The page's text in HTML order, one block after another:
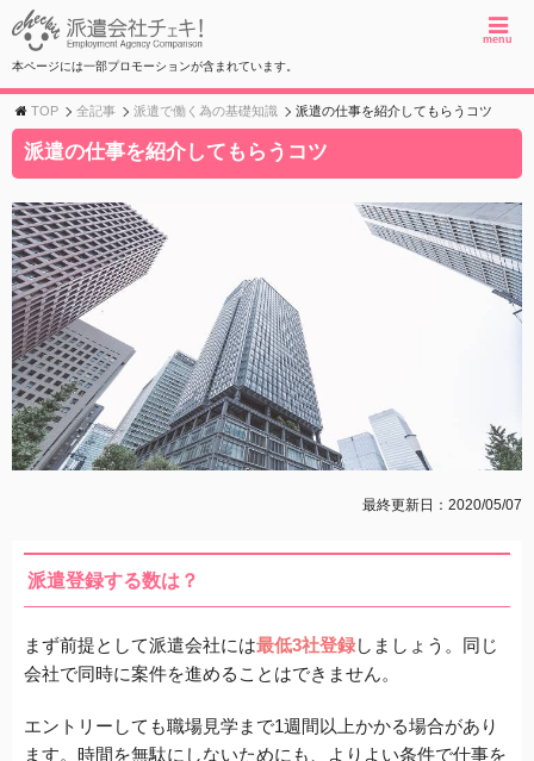
menu
本ページには一部プロモーションが含まれています。
TOP 全記事 派遣で働く為の基礎知識 派遣の仕事を紹介してもらうコツ
派遣の仕事を紹介してもらうコツ
最終更新日：2020/05/07
派遣登録する数は？
まず前提として派遣会社には最低3社登録しましょう。 同じ
会社で同時に案件を進めることはできません。
エントリーしても職場見学まで1週間以上かかる場合があり
ます。 時間を無駄にしないためにも、よりよい条件で仕事を